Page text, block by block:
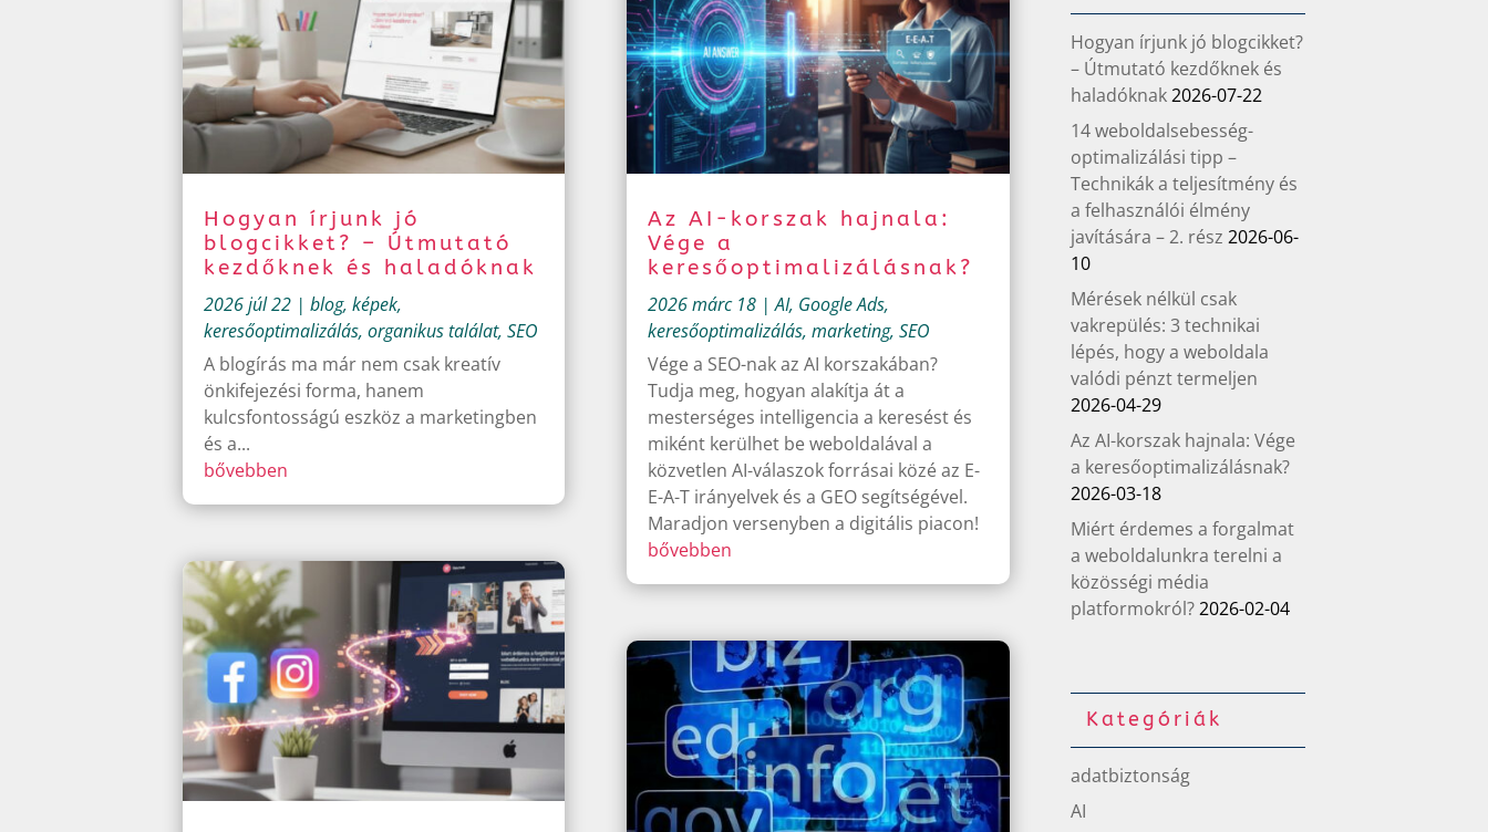
Hogyan írjunk jó
blogcikket? – Útmutató
kezdőknek és haladóknak
2026 júl 22 | blog, képek,
keresőoptimalizálás, organikus találat, SEO
A blogírás ma már nem csak kreatív
önkifejezési forma, hanem
kulcsfontosságú eszköz a marketingben
és a...
bővebben
Az AI-korszak hajnala:
Vége a
keresőoptimalizálásnak?
2026 márc 18 |AI, Google Ads,
keresőoptimalizálás,marketing,SEO
Vége a SEO-nak az AI korszakában?
Tudja meg, hogyan alakítja át a
mesterséges intelligencia a keresést és
miként kerülhet be weboldalával a
közvetlen AI-válaszok forrásai közé az E-
E-A-T irányelvek és a GEO segítségével.
Maradjon versenyben a digitális piacon!
bővebben
Hogyan írjunk jó blogcikket?
– Útmutató kezdőknek és
haladóknak2026-07-22
14 weboldalsebesség-
optimalizálási tipp –
Technikák a teljesítmény és
a felhasználói élmény
javítására – 2. rész 2026-06-
10
Mérések nélkül csak
vakrepülés: 3 technikai
lépés, hogy a weboldala
valódi pénzt termeljen
2026-04-29
Az AI-korszak hajnala: Vége
a keresőoptimalizálásnak?
2026-03-18
Miért érdemes a forgalmat
a weboldalunkra terelni a
közösségi média
platformokról?2026-02-04
Kategóriák
adatbiztonság
AI